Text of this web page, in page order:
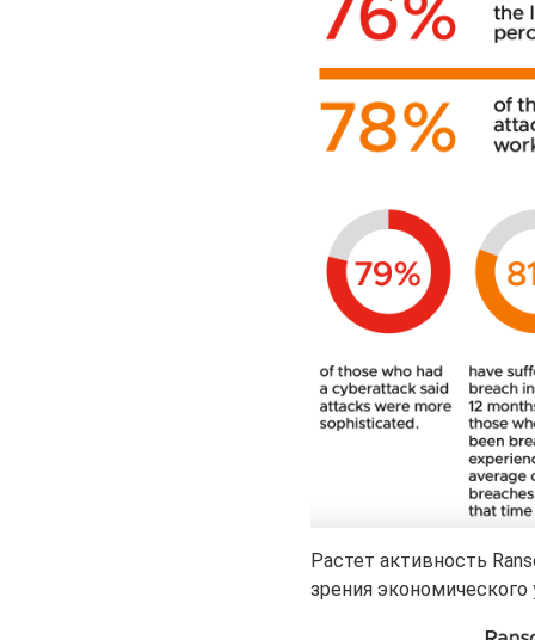
Растет активность
зрения экономического